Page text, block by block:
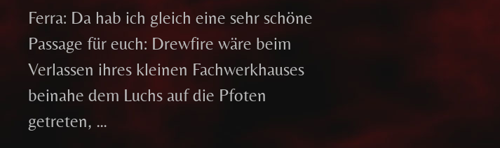
Ferra: Da hab ich gleich eine sehr schöne
Passage für euch: Drewfire wäre beim
Verlassen ihres kleinen Fachwerkhauses
beinahe dem Luchs auf die Pfoten
getreten, …